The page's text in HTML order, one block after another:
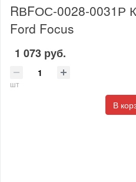
RВFОС-0028-0031Р
Ford Focus
1 073 руб.
шт
В